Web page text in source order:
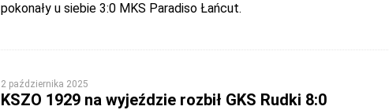
pokonały u siebie 3:0 MKS Paradiso Łańcut.
2 października 2025
KSZO 1929 na wyjeździe rozbił GKS Rudki 8:0